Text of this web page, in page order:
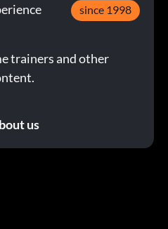
since 1998
trainers and other
us